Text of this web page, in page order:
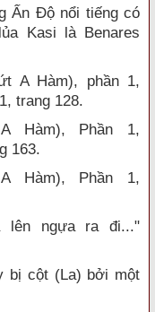
Ấn Độ nổi tiếng có
Kasi là Benares
A Hàm), phần 1,
trang 128.
Hàm), Phần 1,
163.
Hàm), Phần 1,
lên ngựa ra đi..."
bị cột (La) bởi một